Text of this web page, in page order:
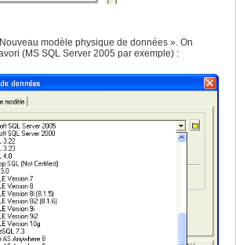
modèle physique de données ». On
(MS SQL Server 2005 par exemple) :